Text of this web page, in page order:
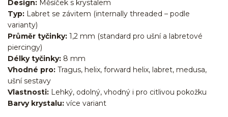
Design: Měsíček s krystalem
Typ: Labret se závitem (internally threaded – podle
varianty)
Průměr tyčinky: 1,2 mm (standard pro ušní a labretové
piercingy)
Délky tyčinky: 8 mm
Vhodné pro: Tragus, helix, forward helix, labret, medusa,
ušní sestavy
Vlastnosti: Lehký, odolný, vhodný i pro citlivou pokožku
Barvy krystalu: více variant